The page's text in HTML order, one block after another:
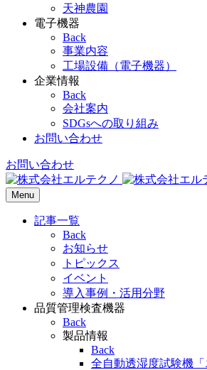
天神農園
電子機器
Back
事業内容
工場設備（電子機器）
企業情報
Back
会社案内
SDGsへの取り組み
お問い合わせ
お問い合わせ
Menu
記事一覧
Back
お知らせ
トピックス
イベント
導入事例・活用分野
品質管理検査機器
Back
製品情報
Back
全自動透湿度試験機「